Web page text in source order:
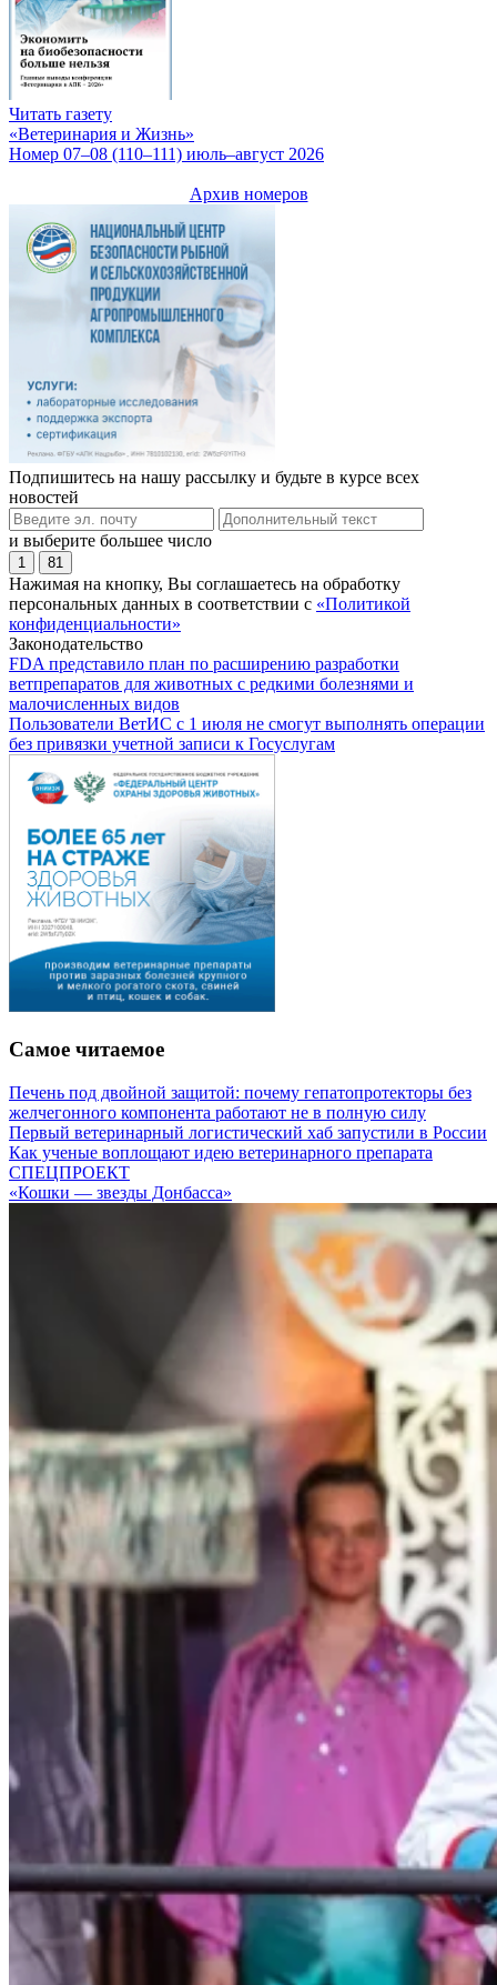
Читать газету
«Ветеринария и Жизнь»
Номер 07–08 (110–111) июль–август 2026
Архив номеров
Подпишитесь на нашу рассылку и будьте в курсе всех
новостей
и выберите большее число
1 81
Нажимая на кнопку, Вы соглашаетесь на обработку
персональных данных в соответствии с «Политикой
конфиденциальности»
Законодательство
FDA представило план по расширению разработки
ветпрепаратов для животных с редкими болезнями и
малочисленных видов
Пользователи ВетИС с 1 июля не смогут выполнять операции
без привязки учетной записи к Госуслугам
Самое читаемое
Печень под двойной защитой: почему гепатопротекторы без
желчегонного компонента работают не в полную силу
Первый ветеринарный логистический хаб запустили в России
Как ученые воплощают идею ветеринарного препарата
СПЕЦПРОЕКТ
«Кошки — звезды Донбасса»